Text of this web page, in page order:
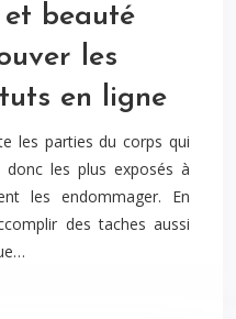
et beauté
les
en ligne
les parties du corps qui
les plus exposés à
les endommager. En
des taches aussi